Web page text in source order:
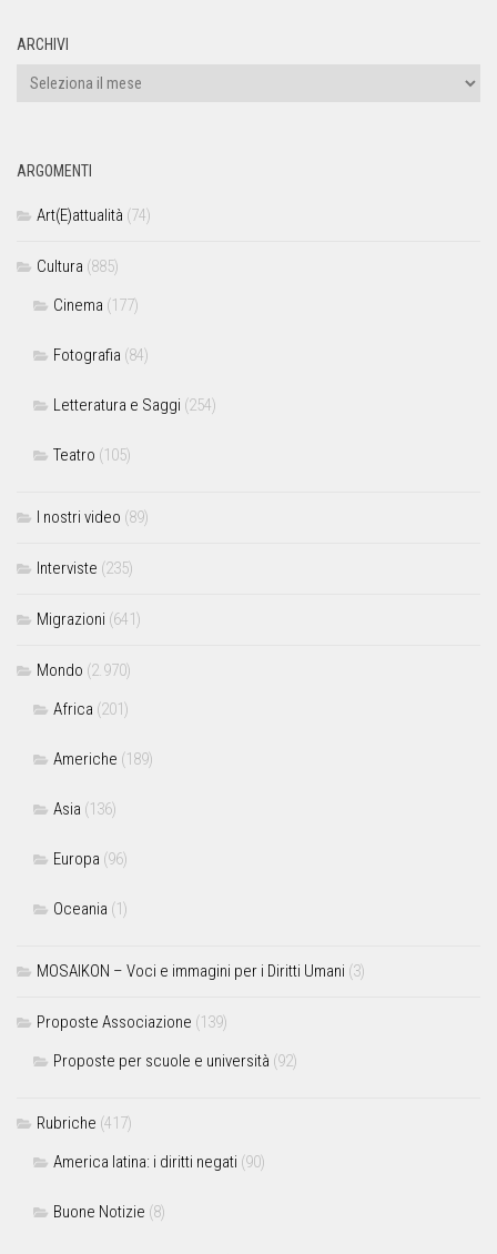
ARCHIVI
ARGOMENTI
Art(E)attualità (74)
Cultura (885)
Cinema (177)
Fotografia (84)
Letteratura e Saggi (254)
Teatro (105)
I nostri video (89)
Interviste (235)
Migrazioni (641)
Mondo (2.970)
Africa (201)
Americhe (189)
Asia (136)
Europa (96)
Oceania (1)
MOSAIKON – Voci e immagini per i Diritti Umani (3)
Proposte Associazione (139)
Proposte per scuole e università (92)
Rubriche (417)
America latina: i diritti negati (90)
Buone Notizie (8)